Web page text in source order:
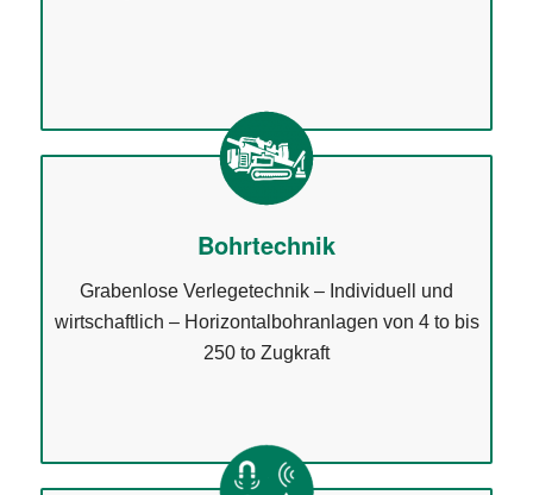
Bohrtechnik
Grabenlose Verlegetechnik – Individuell und
wirtschaftlich – Horizontalbohranlagen von 4 to bis
250 to Zugkraft